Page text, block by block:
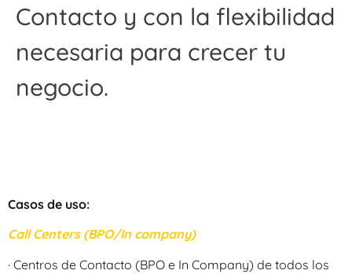
Contacto y con la flexibilidad
necesaria para crecer tu
negocio.
Casos de uso:
Call Centers (BPO/In company)
· Centros de Contacto (BPO e In Company) de todos los